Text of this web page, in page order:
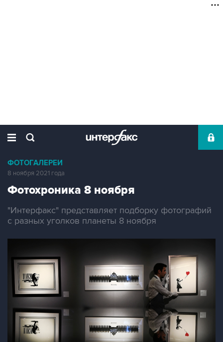
ФОТОГАЛЕРЕИ
8 ноября 2021 года
Фотохроника 8 ноября
"Интерфакс" представляет подборку фотографий
с разных уголков планеты 8 ноября